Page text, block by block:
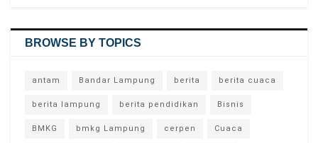
BROWSE BY TOPICS
antam Bandar Lampung berita berita cuaca
berita lampung berita pendidikan Bisnis
BMKG bmkg Lampung cerpen Cuaca